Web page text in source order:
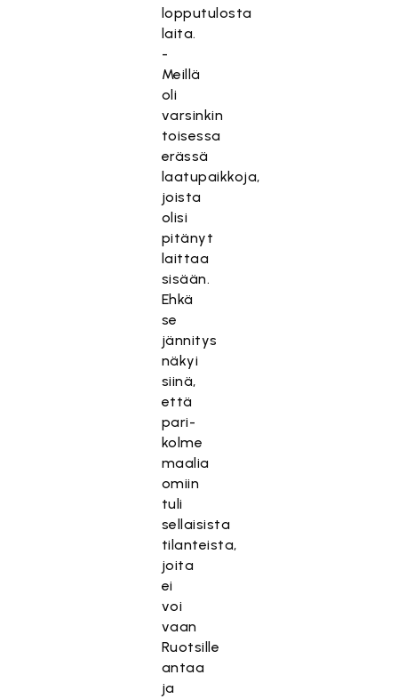
lopputulosta
laita.
-
Meillä
oli
varsinkin
toisessa
erässä
laatupaikkoja,
joista
olisi
pitänyt
laittaa
sisään.
Ehkä
se
jännitys
näkyi
siinä,
että
pari-
kolme
maalia
omiin
tuli
sellaisista
tilanteista,
joita
ei
voi
vaan
Ruotsille
antaa
ja